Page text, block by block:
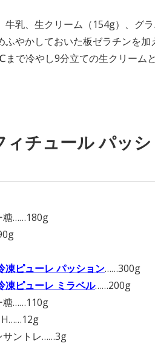
乳、生クリーム（154g）、グ
やかしておいた板ゼラチンを加
で冷やし9分立ての生クリームと
ィチュール パッ
糖……180g
凍ピューレ パッション……300g
凍ピューレ ミラベル……200g
糖……110g
サントレ……3g